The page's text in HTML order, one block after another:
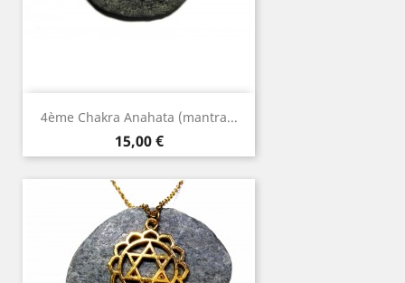
4ème Chakra Anahata (mantra...
Prix
15,00 €